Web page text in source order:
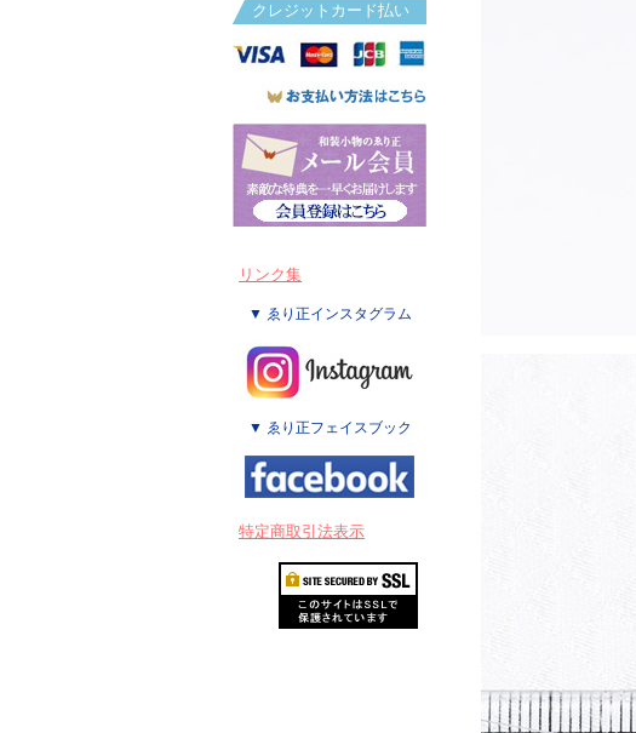
クレジットカード払い
リンク集
▼ ゑり正インスタグラム
▼ ゑり正フェイスブック
特定商取引法表示